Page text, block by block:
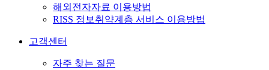
해외전자자료 이용방법
RISS 정보취약계층 서비스 이용방법
고객센터
자주 찾는 질문